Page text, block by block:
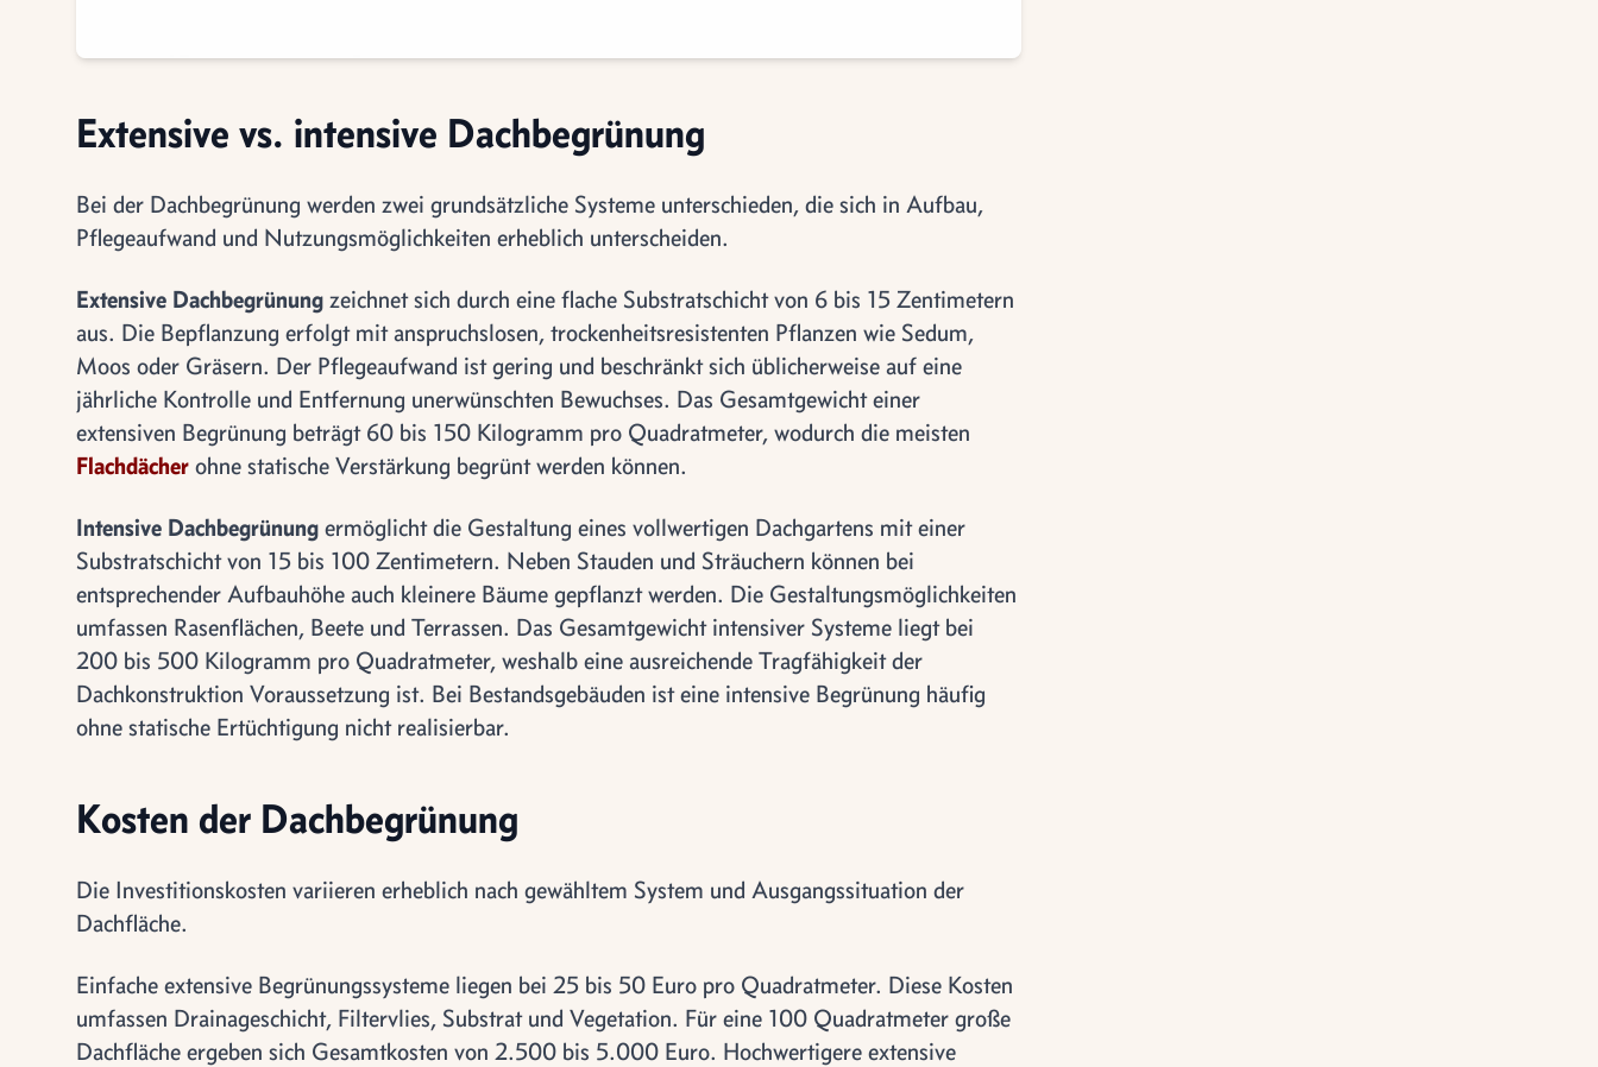
Extensive vs. intensive Dachbegrünung
Bei der Dachbegrünung werden zwei grundsätzliche Systeme unterschieden, die sich in Aufbau,
Pflegeaufwand und Nutzungsmöglichkeiten erheblich unterscheiden.
Extensive Dachbegrünung zeichnet sich durch eine flache Substratschicht von 6 bis 15 Zentimetern
aus. Die Bepflanzung erfolgt mit anspruchslosen, trockenheitsresistenten Pflanzen wie Sedum,
Moos oder Gräsern. Der Pflegeaufwand ist gering und beschränkt sich üblicherweise auf eine
jährliche Kontrolle und Entfernung unerwünschten Bewuchses. Das Gesamtgewicht einer
extensiven Begrünung beträgt 60 bis 150 Kilogramm pro Quadratmeter, wodurch die meisten
Flachdächer ohne statische Verstärkung begrünt werden können.
Intensive Dachbegrünung ermöglicht die Gestaltung eines vollwertigen Dachgartens mit einer
Substratschicht von 15 bis 100 Zentimetern. Neben Stauden und Sträuchern können bei
entsprechender Aufbauhöhe auch kleinere Bäume gepflanzt werden. Die Gestaltungsmöglichkeiten
umfassen Rasenflächen, Beete und Terrassen. Das Gesamtgewicht intensiver Systeme liegt bei
200 bis 500 Kilogramm pro Quadratmeter, weshalb eine ausreichende Tragfähigkeit der
Dachkonstruktion Voraussetzung ist. Bei Bestandsgebäuden ist eine intensive Begrünung häufig
ohne statische Ertüchtigung nicht realisierbar.
Kosten der Dachbegrünung
Die Investitionskosten variieren erheblich nach gewähltem System und Ausgangssituation der
Dachfläche.
Einfache extensive Begrünungssysteme liegen bei 25 bis 50 Euro pro Quadratmeter. Diese Kosten
umfassen Drainageschicht, Filtervlies, Substrat und Vegetation. Für eine 100 Quadratmeter große
Dachfläche ergeben sich Gesamtkosten von 2.500 bis 5.000 Euro. Hochwertigere extensive